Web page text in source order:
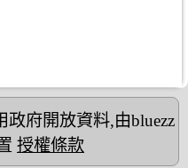
府開放資料,由bluezz
授權條款